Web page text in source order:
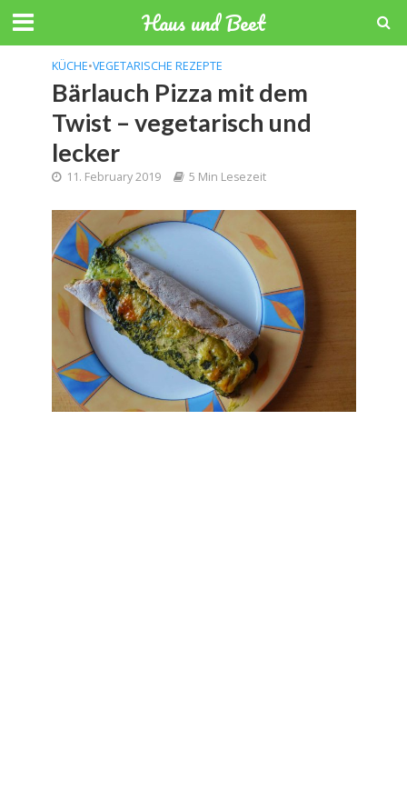
Haus und Beet
KÜCHE•VEGETARISCHE REZEPTE
Bärlauch Pizza mit dem
Twist – vegetarisch und
lecker
11. February 2019 5 Min Lesezeit